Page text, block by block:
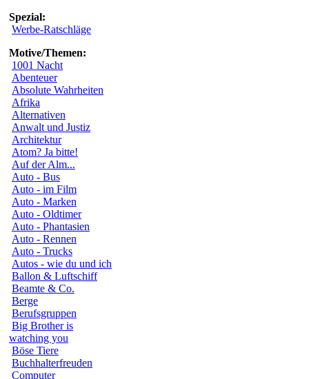
Spezial:
Werbe-Ratschläge
Motive/Themen:
1001 Nacht
Abenteuer
Absolute Wahrheiten
Afrika
Alternativen
Anwalt und Justiz
Architektur
Atom? Ja bitte!
Auf der Alm...
Auto - Bus
Auto - im Film
Auto - Marken
Auto - Oldtimer
Auto - Phantasien
Auto - Rennen
Auto - Trucks
Autos - wie du und ich
Ballon & Luftschiff
Beamte & Co.
Berge
Berufsgruppen
Big Brother is
watching you
Böse Tiere
Buchhalterfreuden
Computer